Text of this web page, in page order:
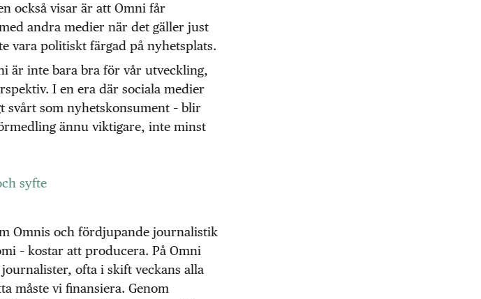
också visar är att Omni får
andra medier när det gäller just
vara politiskt färgad på nyhetsplats.
är inte bara bra för vår utveckling,
I en era där sociala medier
som nyhetskonsument – blir
ännu viktigare, inte minst
syfte
Omnis och fördjupande journalistik
– kostar att producera. På Omni
ofta i skift veckans alla
måste vi finansiera. Genom